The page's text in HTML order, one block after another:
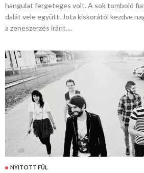
hangulat fergeteges volt. A sok tomboló
dalát vele együtt. Jota kiskorától kezdve
a zeneszerzés iránt....
NYITOTT FÜL